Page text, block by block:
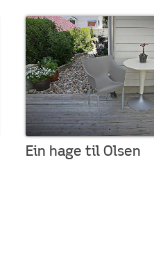
Ein hage til Olsen